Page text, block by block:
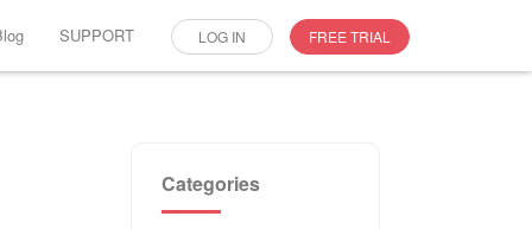
SUPPORT LOG IN FREE TRIAL
Categories